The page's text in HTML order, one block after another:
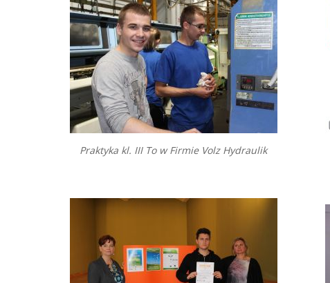
Praktyka kl. III To w Firmie Volz Hydraulik